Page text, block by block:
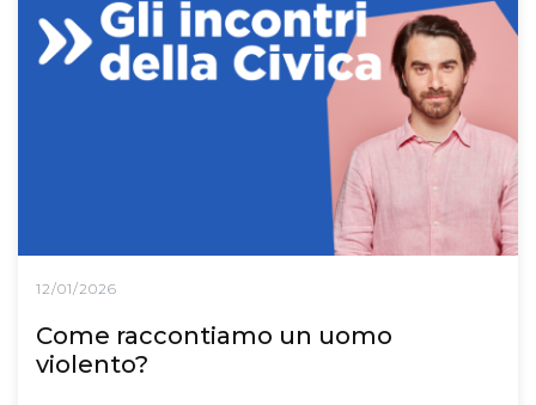
12/01/2026
Come raccontiamo un uomo
violento?